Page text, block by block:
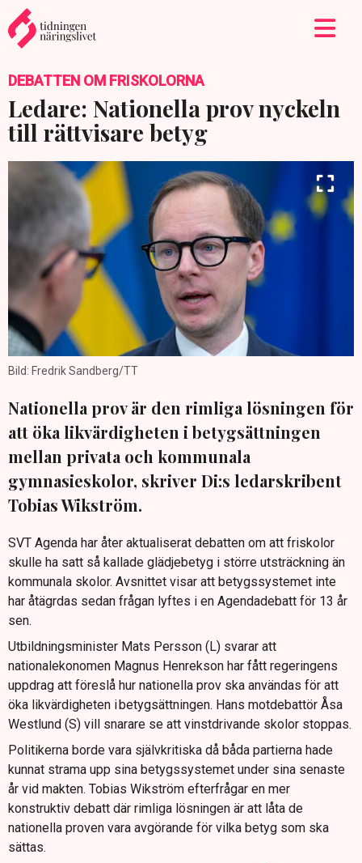
DEBATTEN OM FRISKOLORNA
Ledare: Nationella prov nyckeln
till rättvisare betyg
Bild: Fredrik Sandberg/TT
Nationella prov är den rimliga lösningen för
att öka likvärdigheten i betygsättningen
mellan privata och kommunala
gymnasieskolor, skriver Di:s ledarskribent
Tobias Wikström.
SVT Agenda har åter aktualiserat debatten om att friskolor
skulle ha satt så kallade glädjebetyg i större utsträckning än
kommunala skolor. Avsnittet visar att betygssystemet inte
har åtägrdas sedan frågan lyftes i en Agendadebatt för 13 år
sen.
Utbildningsminister Mats Persson (L) svarar att
nationalekonomen Magnus Henrekson har fått regeringens
uppdrag att föreslå hur nationella prov ska användas för att
öka likvärdigheten i betygsättningen. Hans motdebattör Åsa
Westlund (S) vill snarare se att vinstdrivande skolor stoppas.
Politikerna borde vara självkritiska då båda partierna hade
kunnat strama upp sina betygssystemet under sina senaste
år vid makten. Tobias Wikström efterfrågar en mer
konstruktiv debatt där rimliga lösningen är att låta de
nationella proven vara avgörande för vilka betyg som ska
sättas.